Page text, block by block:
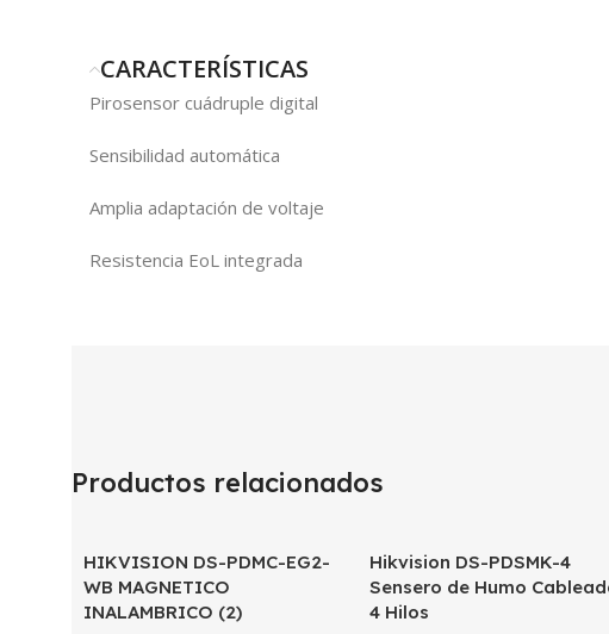
CARACTERÍSTICAS
Pirosensor cuádruple digital
Sensibilidad automática
Amplia adaptación de voltaje
Resistencia EoL integrada
Productos relacionados
HIKVISION DS-PDMC-EG2-
WB MAGNETICO
INALAMBRICO (2)
Hikvision DS-PDSMK-4
Sensero de Humo
4 Hilos